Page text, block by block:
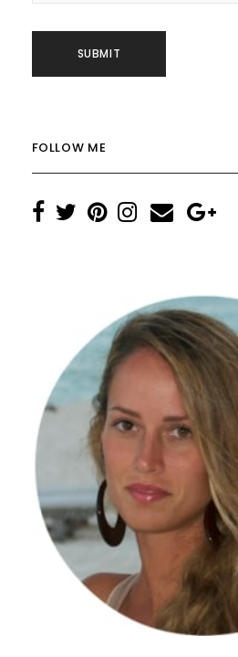
FOLLOW ME